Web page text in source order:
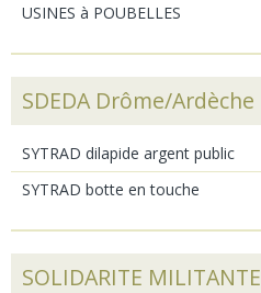
USINES à POUBELLES
SDEDA Drôme/Ardèche
SYTRAD dilapide argent public
SYTRAD botte en touche
SOLIDARITE MILITANTE